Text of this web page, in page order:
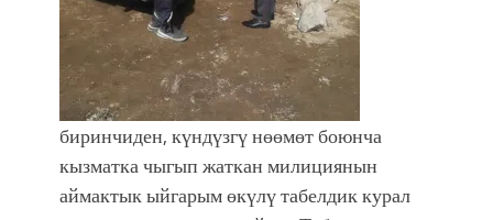
биринчиден, күндүзгү нөөмөт боюнча
кызматка чыгып жаткан милициянын
аймактык ыйгарым өкүлү табелдик курал